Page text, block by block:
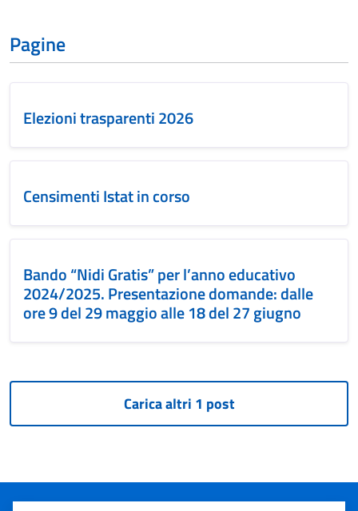
Pagine
Elezioni trasparenti 2026
Censimenti Istat in corso
Bando “Nidi Gratis” per l’anno educativo
2024/2025. Presentazione domande: dalle
ore 9 del 29 maggio alle 18 del 27 giugno